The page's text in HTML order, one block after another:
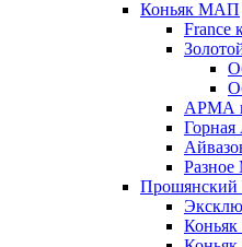
Коньяк МАП
France
АРМА
Прошянский
Коньяк